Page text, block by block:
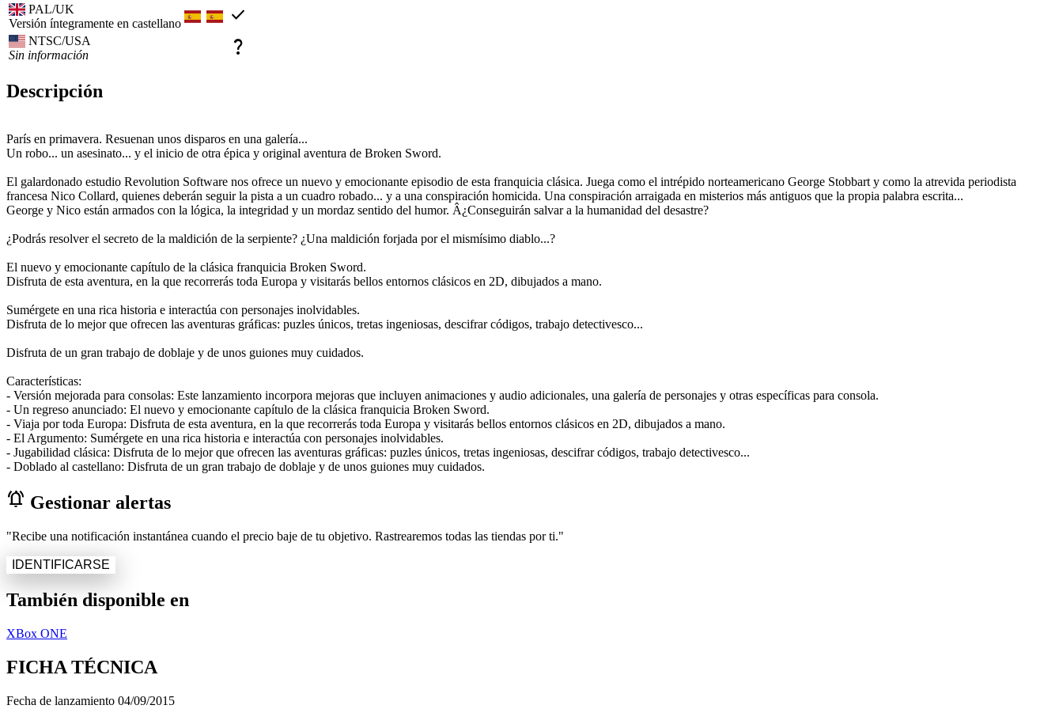
PAL/UK
Versión íntegramente en castellano
check
NTSC/USA
Sin información
question_mark
Descripción
París en primavera. Resuenan unos disparos en una galería...
Un robo... un asesinato... y el inicio de otra épica y original aventura de Broken Sword.
El galardonado estudio Revolution Software nos ofrece un nuevo y emocionante episodio de esta franquicia clásica. Juega como el intrépido norteamericano George Stobbart y como la atrevida periodista
francesa Nico Collard, quienes deberán seguir la pista a un cuadro robado... y a una conspiración homicida. Una conspiración arraigada en misterios más antiguos que la propia palabra escrita...
George y Nico están armados con la lógica, la integridad y un mordaz sentido del humor. Â¿Conseguirán salvar a la humanidad del desastre?
¿Podrás resolver el secreto de la maldición de la serpiente? ¿Una maldición forjada por el mismísimo diablo...?
El nuevo y emocionante capítulo de la clásica franquicia Broken Sword.
Disfruta de esta aventura, en la que recorrerás toda Europa y visitarás bellos entornos clásicos en 2D, dibujados a mano.
Sumérgete en una rica historia e interactúa con personajes inolvidables.
Disfruta de lo mejor que ofrecen las aventuras gráficas: puzles únicos, tretas ingeniosas, descifrar códigos, trabajo detectivesco...
Disfruta de un gran trabajo de doblaje y de unos guiones muy cuidados.
Características:
- Versión mejorada para consolas: Este lanzamiento incorpora mejoras que incluyen animaciones y audio adicionales, una galería de personajes y otras específicas para consola.
- Un regreso anunciado: El nuevo y emocionante capítulo de la clásica franquicia Broken Sword.
- Viaja por toda Europa: Disfruta de esta aventura, en la que recorrerás toda Europa y visitarás bellos entornos clásicos en 2D, dibujados a mano.
- El Argumento: Sumérgete en una rica historia e interactúa con personajes inolvidables.
- Jugabilidad clásica: Disfruta de lo mejor que ofrecen las aventuras gráficas: puzles únicos, tretas ingeniosas, descifrar códigos, trabajo detectivesco...
- Doblado al castellano: Disfruta de un gran trabajo de doblaje y de unos guiones muy cuidados.
notifications_active Gestionar alertas
"Recibe una notificación instantánea cuando el precio baje de tu objetivo. Rastrearemos todas las tiendas por ti."
IDENTIFICARSE
También disponible en
XBox ONE
FICHA TÉCNICA
Fecha de lanzamiento 04/09/2015